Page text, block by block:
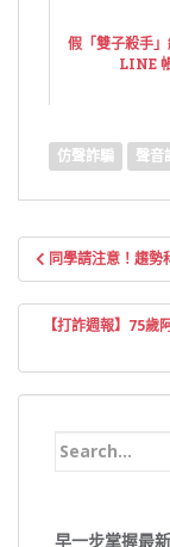
假「雙子殺手
LINE
仿聲詐騙 聲音
文
章
導
同學請注意！趨勢
【打詐週報】75
Search
早一步掌握最